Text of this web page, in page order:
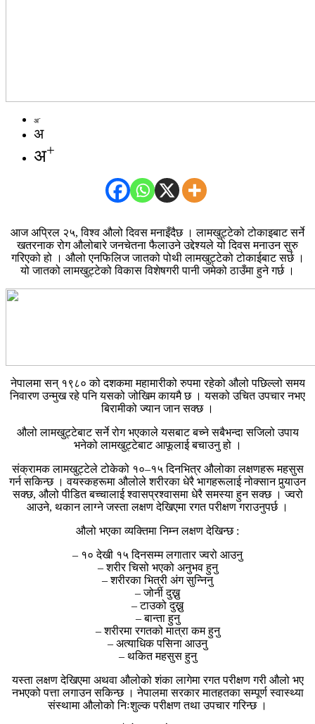
अ-
अ
अ+
आज अप्रिल २५, विश्व औलो दिवस मनाइँदैछ । लामखुट्टेको टोकाइबाट सर्ने
खतरनाक रोग औलोबारे जनचेतना फैलाउने उद्देश्यले यो दिवस मनाउन सुरु
गरिएको हो । औलो एनफिलिज जातको पोथी लामखुट्टेको टोकाईबाट सर्छ ।
यो जातको लामखुट्टेको विकास विशेषगरी पानी जमेको ठाउँमा हुने गर्छ ।
नेपालमा सन् १९८० को दशकमा महामारीको रुपमा रहेको औलो पछिल्लो समय
निवारण उन्मुख रहे पनि यसको जोखिम कायमै छ । यसको उचित उपचार नभए
बिरामीको ज्यान जान सक्छ ।
औलो लामखुट्टेबाट सर्ने रोग भएकाले यसबाट बच्ने सबैभन्दा सजिलो उपाय
भनेको लामखुट्टेबाट आफूलाई बचाउनु हो ।
संक्रामक लामखुट्टेले टोकेको १०–१५ दिनभित्र औलोका लक्षणहरू महसुस
गर्न सकिन्छ । वयस्कहरूमा औलोले शरीरका धेरै भागहरूलाई नोक्सान पुर्‍याउन
सक्छ, औलो पीडित बच्चालाई श्वासप्रश्वासमा धेरै समस्या हुन सक्छ । ज्वरो
आउने, थकान लाग्ने जस्ता लक्षण देखिएमा रगत परीक्षण गराउनुपर्छ ।
औलो भएका व्यक्तिमा निम्न लक्षण देखिन्छ :
– १० देखी १५ दिनसम्म लगातार ज्वरो आउनु
– शरीर चिसो भएको अनुभव हुनु
– शरीरका भित्री अंग सुन्निनु
– जोर्नी दुख्नु
– टाउको दुख्नु
– बान्ता हुनु
– शरीरमा रगतको मात्रा कम हुनु
– अत्याधिक पसिना आउनु
– थकित महसुस हुनु
यस्ता लक्षण देखिएमा अथवा औलोको शंका लागेमा रगत परीक्षण गरी औलो भए
नभएको पत्ता लगाउन सकिन्छ । नेपालमा सरकार मातहतका सम्पूर्ण स्वास्थ्या
संस्थामा औलोको निःशुल्क परीक्षण तथा उपचार गरिन्छ ।